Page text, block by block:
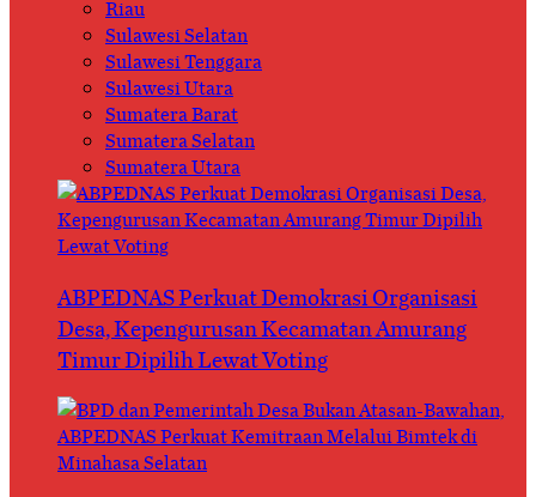
Riau
Sulawesi Selatan
Sulawesi Tenggara
Sulawesi Utara
Sumatera Barat
Sumatera Selatan
Sumatera Utara
ABPEDNAS Perkuat Demokrasi Organisasi
Desa, Kepengurusan Kecamatan Amurang
Timur Dipilih Lewat Voting